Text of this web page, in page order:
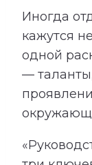
Иногда
кажутся
одной
—